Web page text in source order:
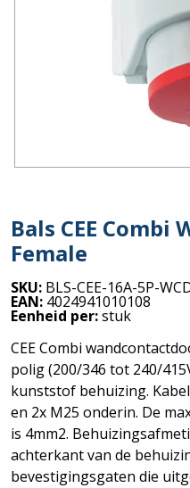
Bals CEE Combi
Female
SKU: BLS-CEE-16A-5P-
EAN: 4024941010108
Eenheid per:stuk
CEE Combi
polig (200/346 tot 240/
kunststof behuizing.
en 2x M25 onderin. De
is 4mm2.
achterkant van de
bevestigingsgaten die